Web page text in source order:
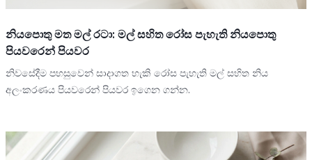
නියපොතු මත මල් රටා: මල් සහිත රෝස පැහැති නියපොතු
පියවරෙන් පියවර
නිවසේදීම පහසුවෙන් සාදාගත හැකි රෝස පැහැති මල් සහිත නිය
අලංකරණය පියවරෙන් පියවර ඉගෙන ගන්න.